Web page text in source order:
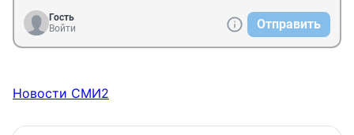
Гость
Войти
Отправить
Новости СМИ2